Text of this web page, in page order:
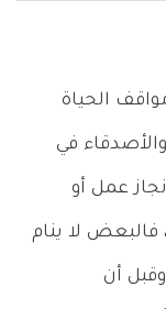
الحياة
في
عمل أو
، فالبعض لا ينام
أن